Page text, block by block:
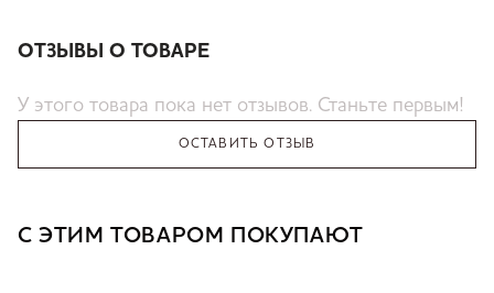
ОТЗЫВЫ О ТОВАРЕ
У этого товара пока нет отзывов. Станьте первым!
ОСТАВИТЬ ОТЗЫВ
С ЭТИМ ТОВАРОМ ПОКУПАЮТ